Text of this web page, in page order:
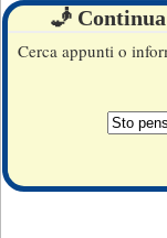
🧞
Cerca appunti o